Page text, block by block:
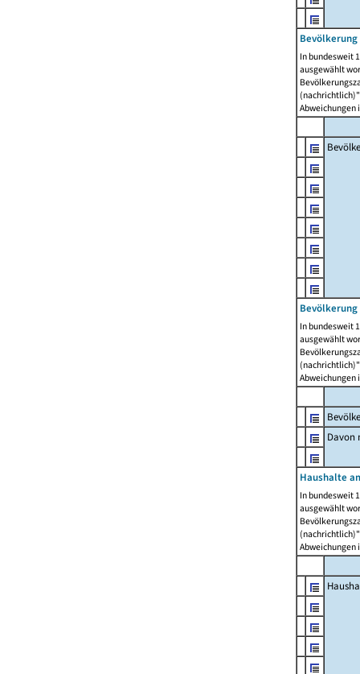
In bundesweit
ausgewählt
Abweichungen
In bundesweit
ausgewählt
Abweichungen
Davon
Haushalte
In bundesweit
ausgewählt
Abweichungen